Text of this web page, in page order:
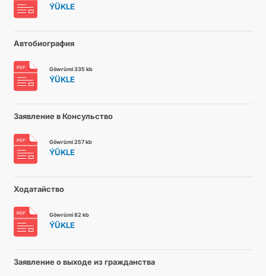
ÝÜKLE
Автобиография
Göwrümi 335 kb
ÝÜKLE
Заявление в Консульство
Göwrümi 257 kb
ÝÜKLE
Ходатайство
Göwrümi 82 kb
ÝÜKLE
Заявление о выходе из гражданства